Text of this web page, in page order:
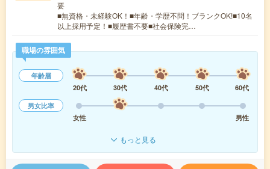
要
■無資格・未経験OK！■年齢・学歴不問！ブランクOK!■10名
以上採用予定！■履歴書不要■社会保険完…
職場の雰囲気
年齢層
20代
30代 40代 50代
60代
男女比率
女性
男性
もっと見る